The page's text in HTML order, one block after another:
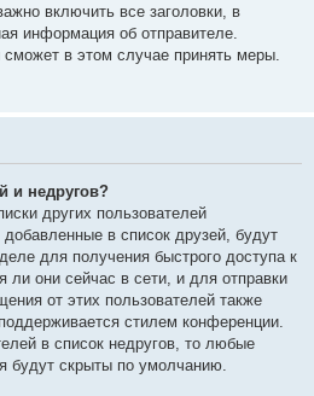
включить все заголовки, в
информация об отправителе.
в этом случае принять меры.
и недругов?
других пользователей
в список друзей, будут
для получения быстрого доступа к
ли они сейчас в сети, и для отправки
от этих пользователей также
стилем конференции.
в список недругов, то любые
будут скрыты по умолчанию.